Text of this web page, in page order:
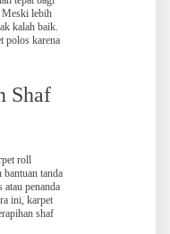
Meski lebih
kalah baik.
polos karena
Shaf
roll
tanda
penanda
ini, karpet
shaf